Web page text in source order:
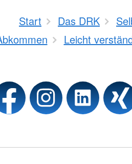
Start Das DRK
Leicht